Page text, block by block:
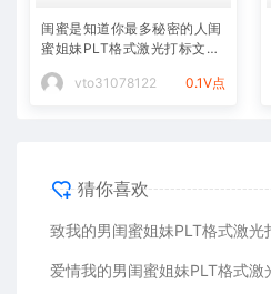
闺蜜是知道你最多秘密的人闺
蜜姐妹PLT格式激光打标文件
通用矢量图
vto31078122
0.1V点
猜你喜欢